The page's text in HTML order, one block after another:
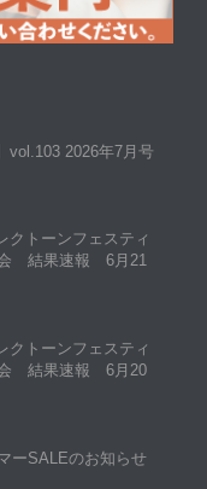
vol.103 2026年7月号
クトーンフェスティ
結果速報 6月21
クトーンフェスティ
結果速報 6月20
ーSALEのお知らせ